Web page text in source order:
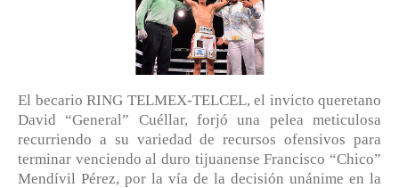
El becario RING TELMEX-TELCEL, el invicto queretano
David “General” Cuéllar, forjó una pelea meticulosa
recurriendo a su variedad de recursos ofensivos para
terminar venciendo al duro tijuanense Francisco “Chico”
Mendívil Pérez, por la vía de la decisión unánime en la